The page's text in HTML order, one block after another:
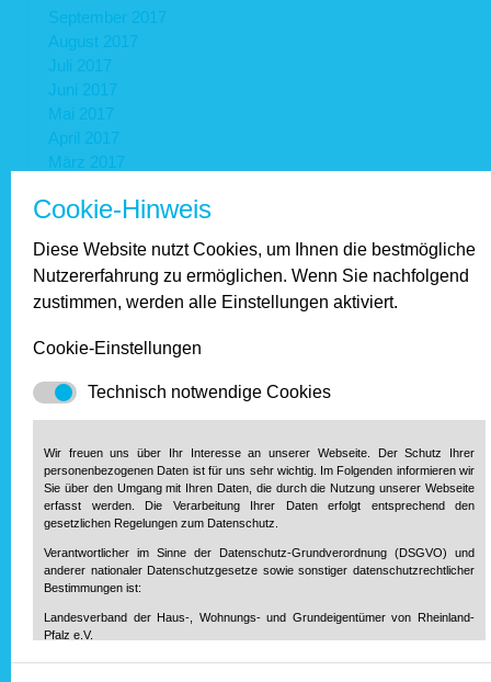
September 2017
August 2017
Juli 2017
Juni 2017
Mai 2017
April 2017
März 2017
Januar 2017
2016
November 2016
September 2016
August 2016
Juli 2016
Juni 2016
Mai 2016
April 2016
März 2016
Februar 2016
Januar 2016
2015
Cookie-Hinweis
Diese Website nutzt Cookies, um Ihnen die bestmögliche
Nutzererfahrung zu ermöglichen. Wenn Sie nachfolgend
zustimmen, werden alle Einstellungen aktiviert.
Cookie-Einstellungen
Technisch notwendige Cookies
Wir freuen uns über Ihr Interesse an unserer Webseite. Der Schutz Ihrer
personenbezogenen Daten ist für uns sehr wichtig. Im Folgenden informieren wir
Sie über den Umgang mit Ihren Daten, die durch die Nutzung unserer Webseite
erfasst werden. Die Verarbeitung Ihrer Daten erfolgt entsprechend den
gesetzlichen Regelungen zum Datenschutz.
Verantwortlicher im Sinne der Datenschutz-Grundverordnung (DSGVO) und
anderer nationaler Datenschutzgesetze sowie sonstiger datenschutzrechtlicher
Bestimmungen ist:
Landesverband der Haus-, Wohnungs- und Grundeigentümer von Rheinland-
Pfalz e.V.